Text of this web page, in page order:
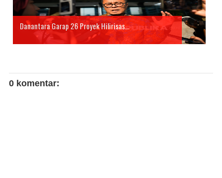
Danantara Garap 26 Proyek Hilirisas...
0 komentar: